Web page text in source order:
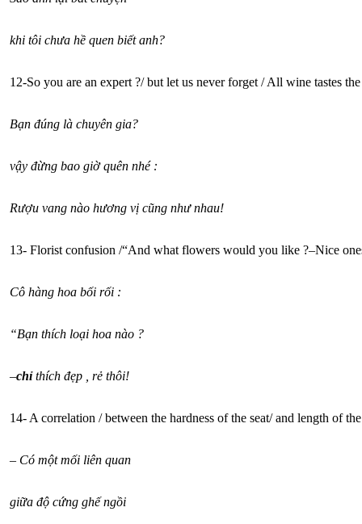
khi tôi chưa hề quen biết anh?
12-So you are an expert ?/ but let us never forget / All wine tastes the
Bạn đúng là chuyên gia?
vậy đừng bao giờ quên nhé :
Rượu vang nào hương vị cũng như nhau!
13- Florist confusion /“And what flowers would you like ?–Nice
Cô hàng hoa bối rối :
“Bạn thích loại hoa nào ?
–chỉthích đẹp , rẻ thôi!
14- A correlation / between the hardness of the seat/ and length of
– Có một mối liên quan
giữa độ cứng ghế ngồi